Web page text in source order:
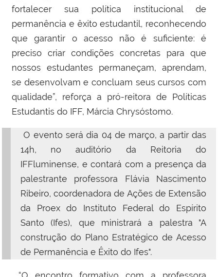
fortalecer sua política institucional de
permanência e êxito estudantil, reconhecendo
que garantir o acesso não é suficiente: é
preciso criar condições concretas para que
nossos estudantes permaneçam, aprendam,
se desenvolvam e concluam seus cursos com
qualidade”, reforça a pró-reitora de Políticas
Estudantis do IFF, Márcia Chrysóstomo.
O evento será dia 04 de março, a partir das
14h, no auditório da Reitoria do
IFFluminense, e contará com a presença da
palestrante professora Flávia Nascimento
Ribeiro, coordenadora de Ações de Extensão
da Proex do Instituto Federal do Espírito
Santo (Ifes), que ministrará a palestra "A
construção do Plano Estratégico de Acesso
de Permanência e Êxito do Ifes".